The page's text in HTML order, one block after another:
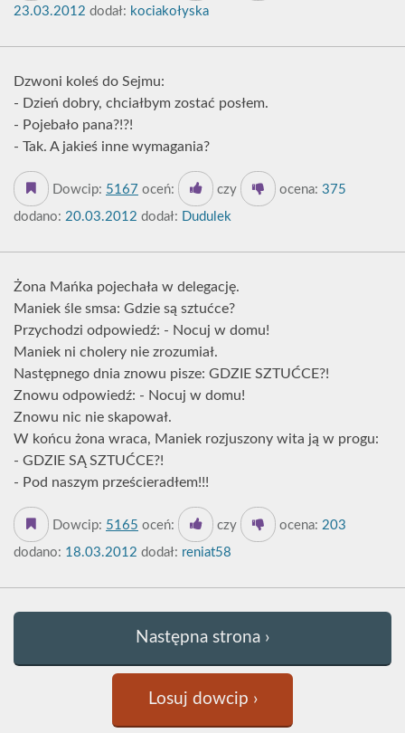
23.03.2012 dodał: kociakołyska
Dzwoni koleś do Sejmu:
- Dzień dobry, chciałbym zostać posłem.
- Pojebało pana?!?!
- Tak. A jakieś inne wymagania?
Dowcip: 5167 oceń: czy ocena: 375
dodano: 20.03.2012 dodał: Dudulek
Żona Mańka pojechała w delegację.
Maniek śle smsa: Gdzie są sztućce?
Przychodzi odpowiedź: - Nocuj w domu!
Maniek ni cholery nie zrozumiał.
Następnego dnia znowu pisze: GDZIE SZTUĆCE?!
Znowu odpowiedź: - Nocuj w domu!
Znowu nic nie skapował.
W końcu żona wraca, Maniek rozjuszony wita ją w progu:
- GDZIE SĄ SZTUĆCE?!
- Pod naszym prześcieradłem!!!
Dowcip: 5165 oceń: czy ocena: 203
dodano: 18.03.2012 dodał: reniat58
Następna strona ›
Losuj dowcip ›